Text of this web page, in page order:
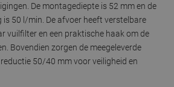
De montagediepte is 52 mm en de
50 l/min. De afvoer heeft verstelbare
vuilfilter en een praktische haak om de
Bovendien zorgen de meegeleverde
50/40 mm voor veiligheid en